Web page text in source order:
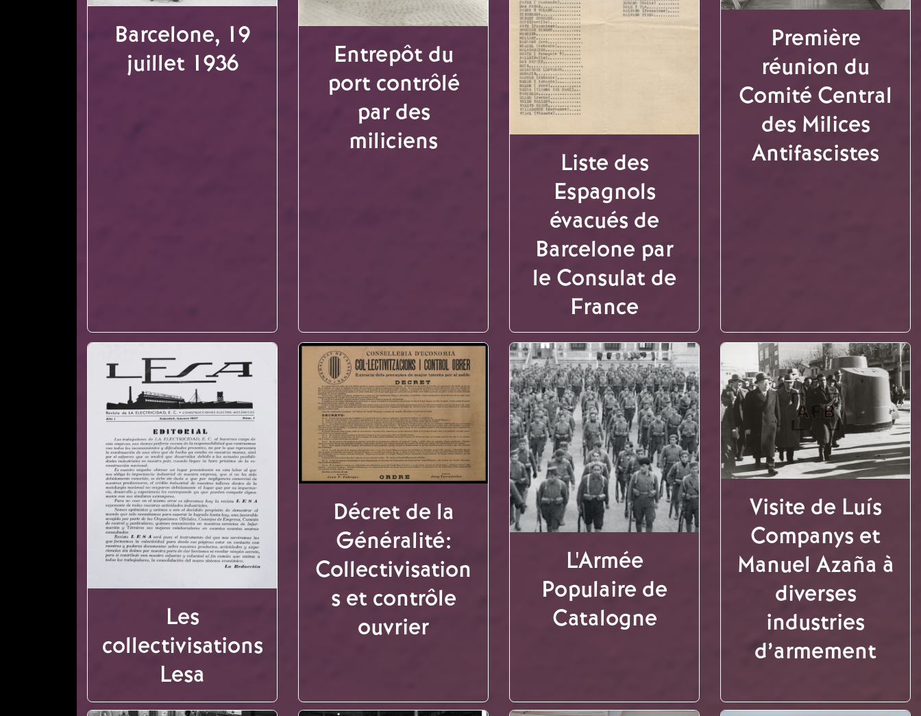
Barcelone, 19
juillet 1936
Entrepôt du
port contrôlé
par des
miliciens
Liste des
Espagnols
évacués de
Barcelone par
le Consulat de
France
Première
réunion du
Comité Central
des Milices
Antifascistes
Les
collectivisations
Lesa
Décret de la
Généralité:
Collectivisation
s et contrôle
ouvrier
L'Armée
Populaire de
Catalogne
Visite de Luís
Companys et
Manuel Azaña à
diverses
industries
d’armement